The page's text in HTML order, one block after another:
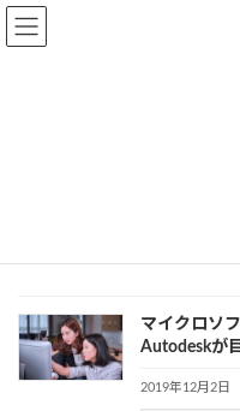
Skip
the
Skip
the
マイクロソ
Autodeskが
2019年12月2日